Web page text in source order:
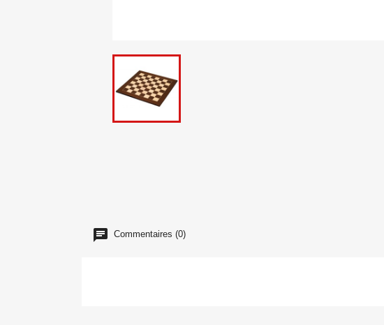
Commentaires (0)